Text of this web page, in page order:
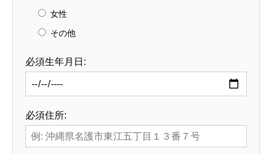
女性
その他
必須生年月日:
必須住所: